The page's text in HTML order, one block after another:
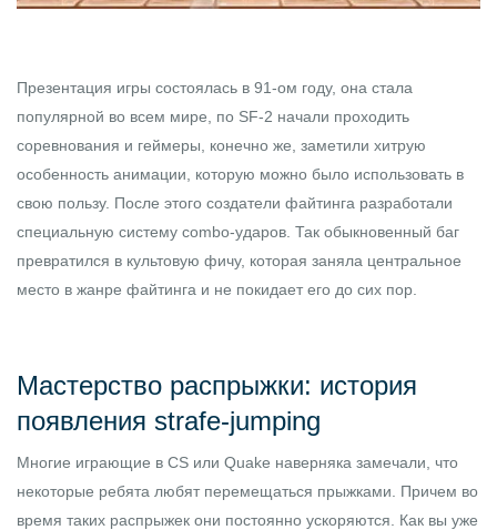
Презентация игры состоялась в 91-ом году, она стала
популярной во всем мире, по SF-2 начали проходить
соревнования и геймеры, конечно же, заметили хитрую
особенность анимации, которую можно было использовать в
свою пользу. После этого создатели файтинга разработали
специальную систему combo-ударов. Так обыкновенный баг
превратился в культовую фичу, которая заняла центральное
место в жанре файтинга и не покидает его до сих пор.
Мастерство распрыжки: история
появления strafe-jumping
Многие играющие в CS или Quake наверняка замечали, что
некоторые ребята любят перемещаться прыжками. Причем во
время таких распрыжек они постоянно ускоряются. Как вы уже